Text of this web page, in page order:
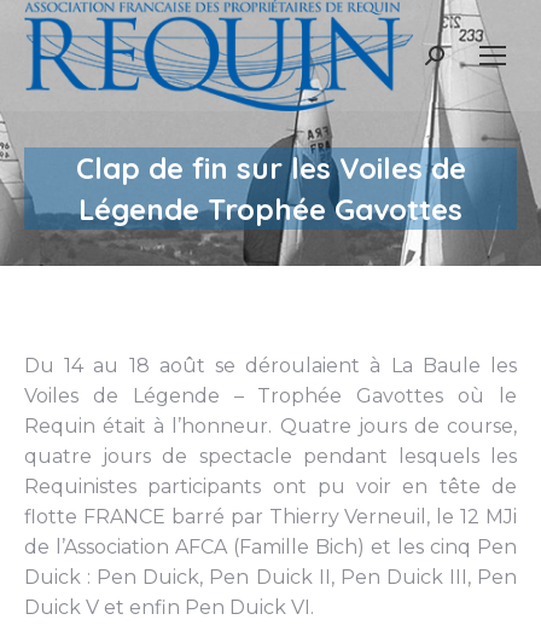
Recherche
Clap de fin sur les Voiles de
Légende Trophée Gavottes
Du 14 au 18 août se déroulaient à La Baule les
Voiles de Légende – Trophée Gavottes où le
Requin était à l’honneur. Quatre jours de course,
quatre jours de spectacle pendant lesquels les
Requinistes participants ont pu voir en tête de
flotte FRANCE barré par Thierry Verneuil, le 12 MJi
de l’Association AFCA (Famille Bich) et les cinq Pen
Duick : Pen Duick, Pen Duick II, Pen Duick III, Pen
Duick V et enfin Pen Duick VI.